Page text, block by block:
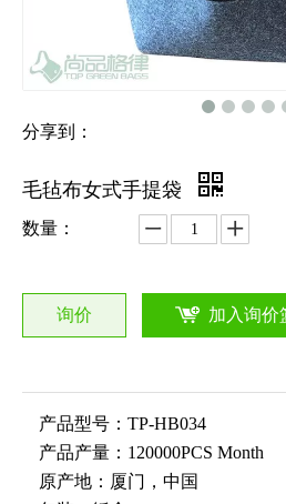
分享到：
毛毡布女式手提袋
数量：
询价 加入询价
产品型号： TP-HB034
产品产量： 120000PCS Month
原产地： 厦门，中国